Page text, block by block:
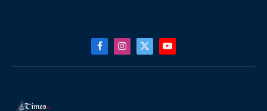
FacebookInstagram
X
YouTube